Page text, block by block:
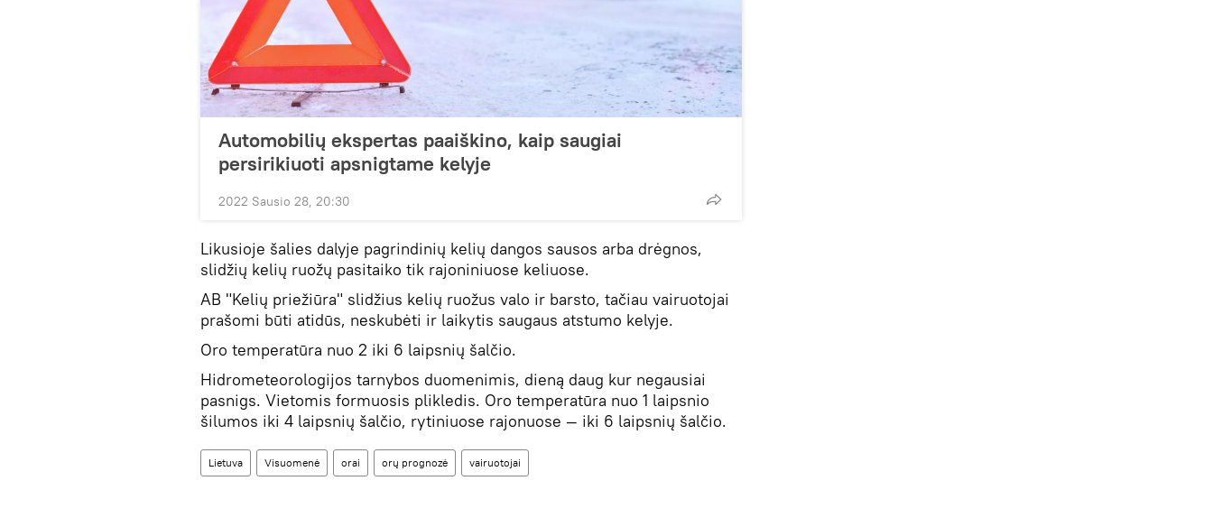
Automobilių ekspertas paaiškino, kaip saugiai
persirikiuoti apsnigtame kelyje
2022 Sausio 28, 20:30
Likusioje šalies dalyje pagrindinių kelių dangos sausos arba drėgnos,
slidžių kelių ruožų pasitaiko tik rajoniniuose keliuose.
AB "Kelių priežiūra" slidžius kelių ruožus valo ir barsto, tačiau vairuotojai
prašomi būti atidūs, neskubėti ir laikytis saugaus atstumo kelyje.
Oro temperatūra nuo 2 iki 6 laipsnių šalčio.
Hidrometeorologijos tarnybos duomenimis, dieną daug kur negausiai
pasnigs. Vietomis formuosis plikledis. Oro temperatūra nuo 1 laipsnio
šilumos iki 4 laipsnių šalčio, rytiniuose rajonuose — iki 6 laipsnių šalčio.
Lietuva Visuomenė orai orų prognozė vairuotojai